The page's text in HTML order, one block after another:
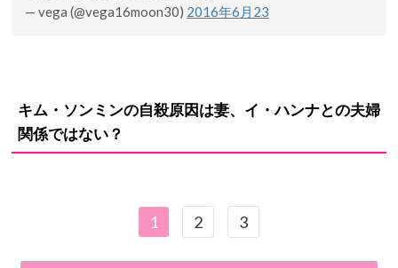
— vega (@vega16moon30) 2016年6月23
キム・ソンミンの自殺原因は妻、イ・ハンナとの夫婦
関係ではない？
1 2 3